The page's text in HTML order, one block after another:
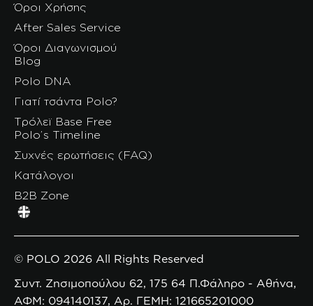
Όροι Χρήσης
After Sales Service
Όροι Διαγωνισμού
Blog
Polo DNA
Γιατί τσάντα Polo?
Τρόλεϊ Base Free
Polo’s Timeline
Συχνές ερωτήσεις (FAQ)
Κατάλογοι
B2B Zone
© POLO 2026 All Rights Reserved
Συντ. Ζησιμοπούλου 62, 175 64 Π.Φάληρο - Αθήνα,
ΑΦΜ: 094140137, Αρ. ΓΕΜΗ: 121665201000